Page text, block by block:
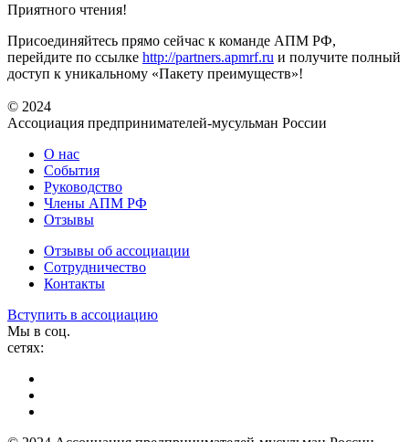
Приятного чтения!
Присоединяйтесь прямо сейчас к команде АПМ РФ,
перейдите по ссылке http://partners.apmrf.ru и получите полный
доступ к уникальному «Пакету преимуществ»!
© 2024
Ассоциация предпринимателей-мусульман России
О нас
События
Руководство
Члены АПМ РФ
Отзывы
Отзывы об ассоциации
Сотрудничество
Контакты
Вступить в ассоциацию
Мы в соц.
сетях: